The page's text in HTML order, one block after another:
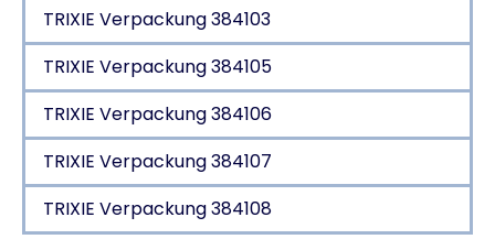
TRIXIE Verpackung 384103
TRIXIE Verpackung 384105
TRIXIE Verpackung 384106
TRIXIE Verpackung 384107
TRIXIE Verpackung 384108